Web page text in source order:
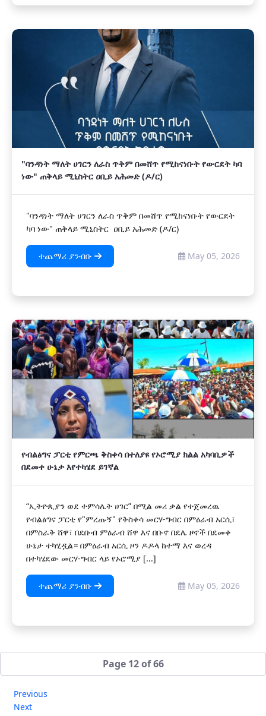
"ባንዳነት ማለት ሀገርን ለራስ ጥቅም በመሸጥ የሚከናነቡት የውርደት ካባ
ነው" ጠቅላይ ሚኒስትር ዐቢይ አሕመድ (ዶ/ር)
"ባንዳነት ማለት ሀገርን ለራስ ጥቅም በመሸጥ የሚከናነቡት የውርደት
ካባ ነው" ጠቅላይ ሚኒስትር ዐቢይ አሕመድ (ዶ/ር)
ተጨማሪ ያንብቡ May 05, 2026
የብልፅግና ፓርቲ የምርጫ ቅስቀሳ በተለያዩ የኦሮሚያ ክልል አካባቢዎች
በደመቀ ሁኔታ እየተካሄደ ይገኛል
“ኢትዮጲያን ወደ ተምሳሌት ሀገር” በሚል መሪ ቃል የተጀመረዉ
የብልፅግና ፓርቲ የ"ምረጡኝ" የቅስቀሳ መርሃ-ግብር በምዕራብ አርሲ፣
በምስራቅ ሸዋ፣ በደቡብ ምዕራብ ሸዋ እና በቡኖ በደሌ ዞኖች በደመቀ
ሁኔታ ተካሂዷል። በምዕራብ አርሲ ዞን ዶዶላ ከተማ እና ወረዳ
በተካሄደው መርሃ-ግብር ላይ የኦሮሚያ [...]
ተጨማሪ ያንብቡ May 05, 2026
Page 12 of 66
Previous
Next